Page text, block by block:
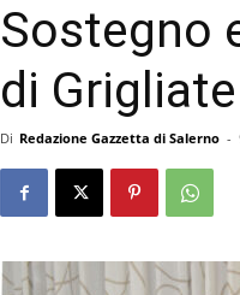
Sostegno
di
Di Redazione Gazzetta di Salerno -